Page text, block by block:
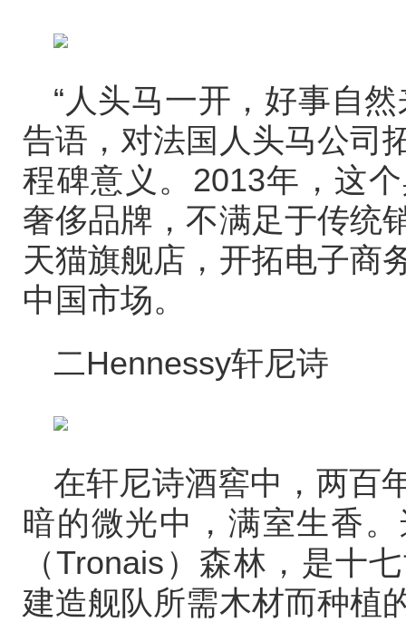
“人头马一开，好事自
告语，对法国人头马公司
程碑意义。2013年，这
奢侈品牌，不满足于传统
天猫旗舰店，开拓电子商
中国市场。
二Hennessy轩尼诗
在轩尼诗酒窖中，两百
暗的微光中，满室生香
（Tronais）森林，是十
建造舰队所需木材而种植